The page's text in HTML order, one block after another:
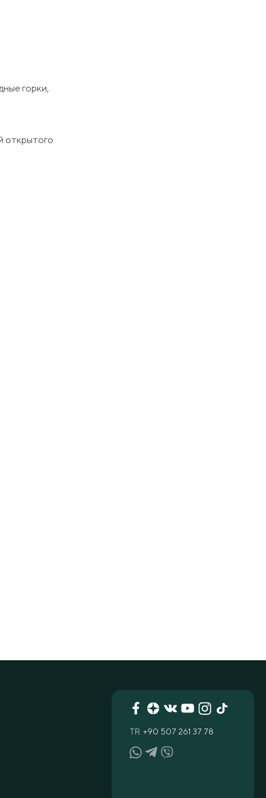
горки,
открытого
TR +90 507 261 37 78